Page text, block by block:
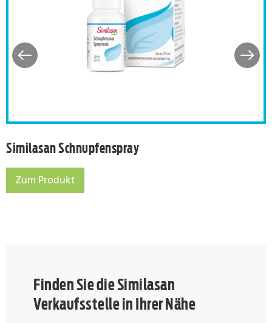
Similasan Schnupfenspray
Similasan Schnupfenspray
Zum Produkt
Finden Sie die Similasan
Verkaufsstelle in Ihrer Nähe